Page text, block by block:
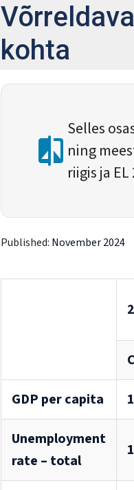
kohta
Selles
ning
riigis ja EL
Published: November 2024
GDP per capita
Unemployment
rate – total